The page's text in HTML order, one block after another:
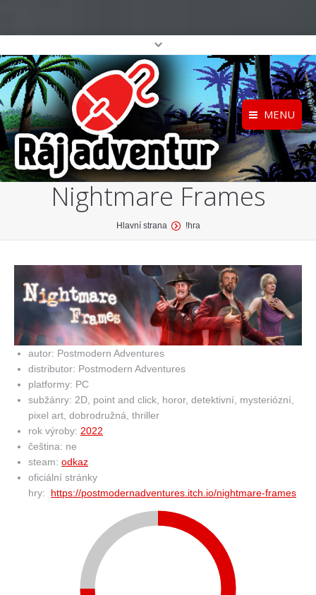
MENU
Registrace
Přihlášení
Profil
Home
O projektu
Katalog her
Nightmare Frames
Hlavní strana !hra
autor: Postmodern Adventures
distributor: Postmodern Adventures
platformy: PC
subžánry: 2D, point and click, horor, detektivní, mysteriózní,
pixel art, dobrodružná, thriller
rok výroby: 2022
čeština: ne
steam: odkaz
oficiální stránky
hry: https://postmodernadventures.itch.io/nightmare-frames